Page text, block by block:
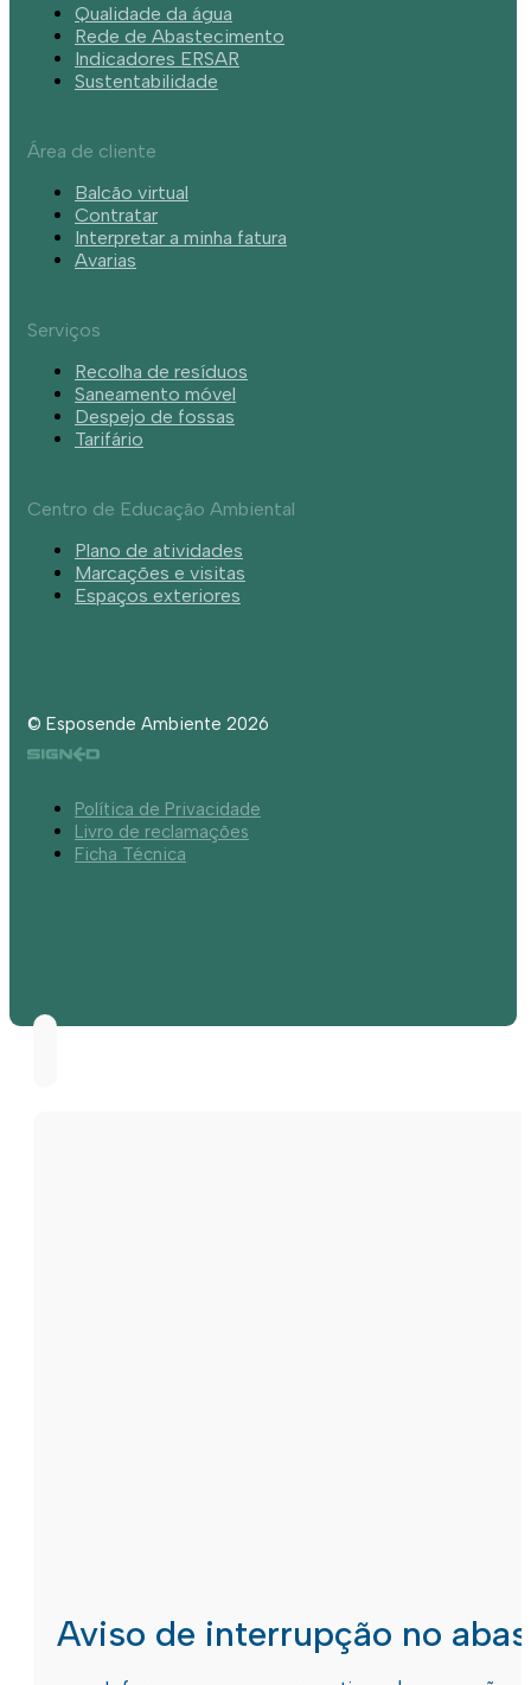
Qualidade da água
Rede de Abastecimento
Indicadores ERSAR
Sustentabilidade
Área de cliente
Balcão virtual
Contratar
Interpretar a minha fatura
Avarias
Serviços
Recolha de resíduos
Saneamento móvel
Despejo de fossas
Tarifário
Centro de Educação Ambiental
Plano de atividades
Marcações e visitas
Espaços exteriores
© Esposende Ambiente 2026
Política de Privacidade
Livro de reclamações
Ficha Técnica
Aviso de interrupção no